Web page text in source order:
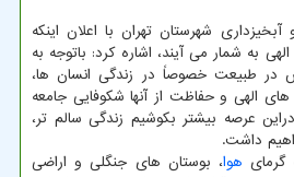
شهرستان تهران با اعلان اینکه
به شمار می آیند، اشاره کرد: باتوجه به
در طبیعت خصوصاً در زندگی انسان ها،
الهی و حفاظت از آنها شکوفایی جامعه
عرصه بیشتر بکوشیم زندگی سالم تر،
داشت.
گرمای هوا، بوستان های جنگلی و اراضی